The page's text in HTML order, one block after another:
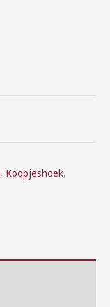
, Koopjeshoek,